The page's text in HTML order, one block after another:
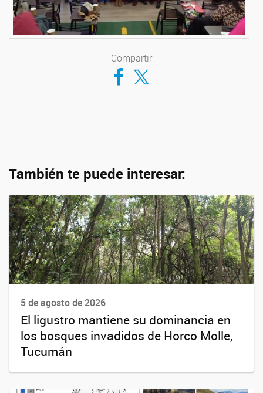
Compartir
Compartir en Facebook
Compartir en Twitter
También te puede interesar:
5 de agosto de 2026
El ligustro mantiene su dominancia en
los bosques invadidos de Horco Molle,
Tucumán